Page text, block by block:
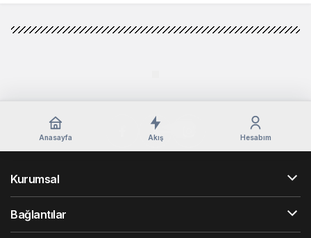
Anasayfa Akış Hesabım
Kurumsal
Bağlantılar